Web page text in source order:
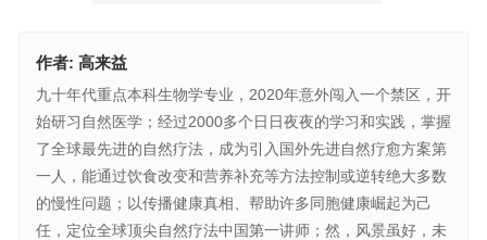
作者: 高来益
九十年代重点本科生物学专业，2020年意外闯入一个禁区，开
始研习自然医学；经过2000多个日日夜夜的学习和实践，掌握
了全球最先进的自然疗法，成为引入国外先进自然疗愈方案第
一人，能通过饮食改变和营养补充等方法控制或逆转绝大多数
的慢性问题；以传播健康真相、帮助许多同胞健康崛起为己
任，定位全球顶尖自然疗法中国第一讲师；然，风景虽好，未